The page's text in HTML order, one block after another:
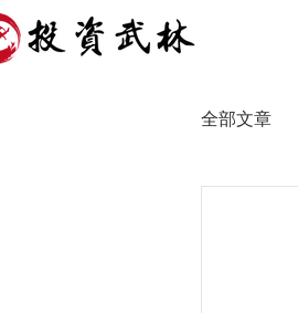
全部文章